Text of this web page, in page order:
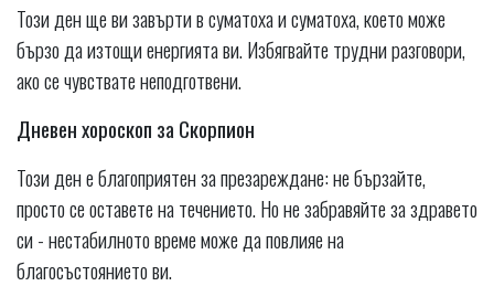
Този ден ще ви завърти в суматоха и суматоха, което може
бързо да изтощи енергията ви. Избягвайте трудни разговори,
ако се чувствате неподготвени.
Дневен хороскоп за Скорпион
Този ден е благоприятен за презареждане: не бързайте,
просто се оставете на течението. Но не забравяйте за здравето
си - нестабилното време може да повлияе на
благосъстоянието ви.